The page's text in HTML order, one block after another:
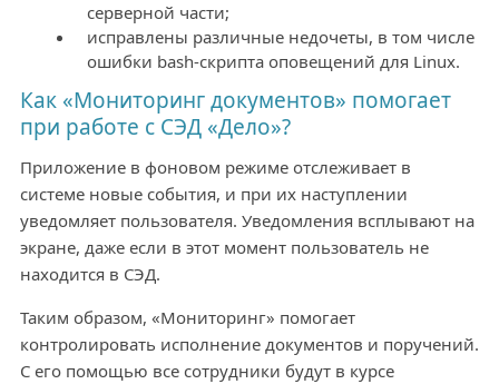
серверной части;
исправлены различные недочеты, в том числе
ошибки bash-скрипта оповещений для Linux.
Как «Мониторинг документов» помогает
при работе с СЭД «Дело»?
Приложение в фоновом режиме отслеживает в
системе новые события, и при их наступлении
уведомляет пользователя. Уведомления всплывают на
экране, даже если в этот момент пользователь не
находится в СЭД.
Таким образом, «Мониторинг» помогает
контролировать исполнение документов и поручений.
С его помощью все сотрудники будут в курсе